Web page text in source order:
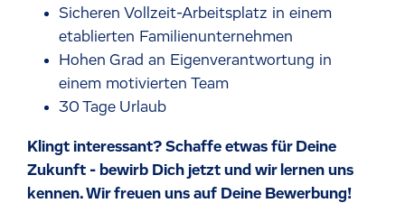
Sicheren Vollzeit-Arbeitsplatz in einem
etablierten Familienunternehmen
Hohen Grad an Eigenverantwortung in
einem motivierten Team
30 Tage Urlaub
Klingt interessant? Schaffe etwas für Deine
Zukunft - bewirb Dich jetzt und wir lernen uns
kennen. Wir freuen uns auf Deine Bewerbung!